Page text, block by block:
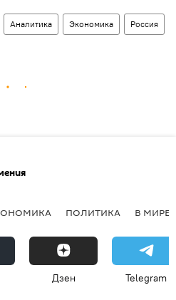
Аналитика Экономика Россия
ПОЛИТИКА В МИРЕ
Дзен Telegram